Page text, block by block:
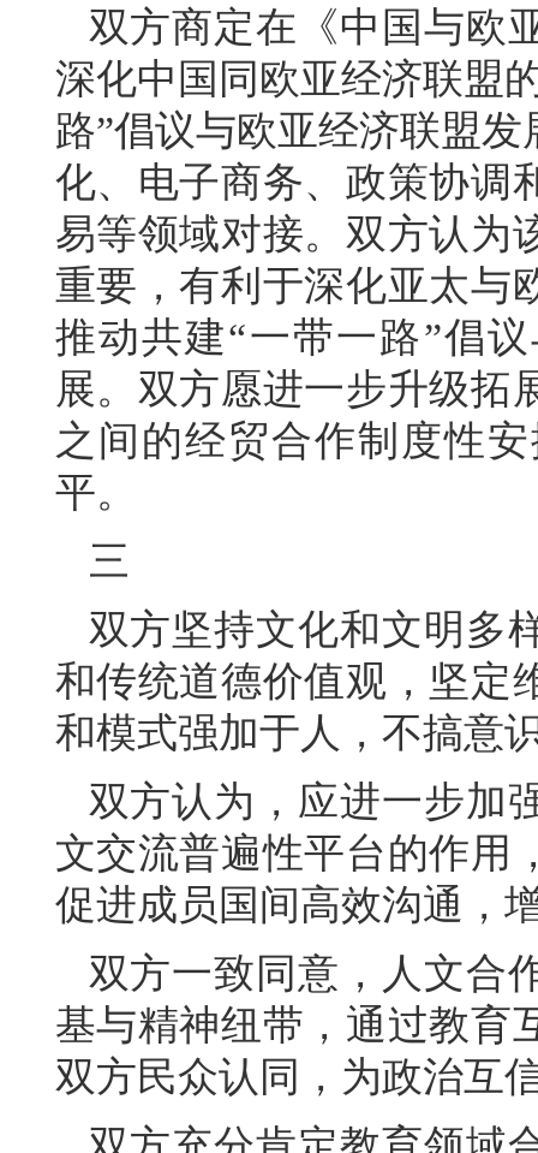
双方商定在《中国与欧
深化中国同欧亚经济联盟
路”倡议与欧亚经济联盟
化、电子商务、政策协调
易等领域对接。双方认为
重要，有利于深化亚太与
推动共建“一带一路”倡
展。双方愿进一步升级拓
之间的经贸合作制度性
平。
三
双方坚持文化和文明多
和传统道德价值观，坚定
和模式强加于人，不搞意
双方认为，应进一步加
文交流普遍性平台的作用
促进成员国间高效沟通，
双方一致同意，人文合
基与精神纽带，通过教育
双方民众认同，为政治互